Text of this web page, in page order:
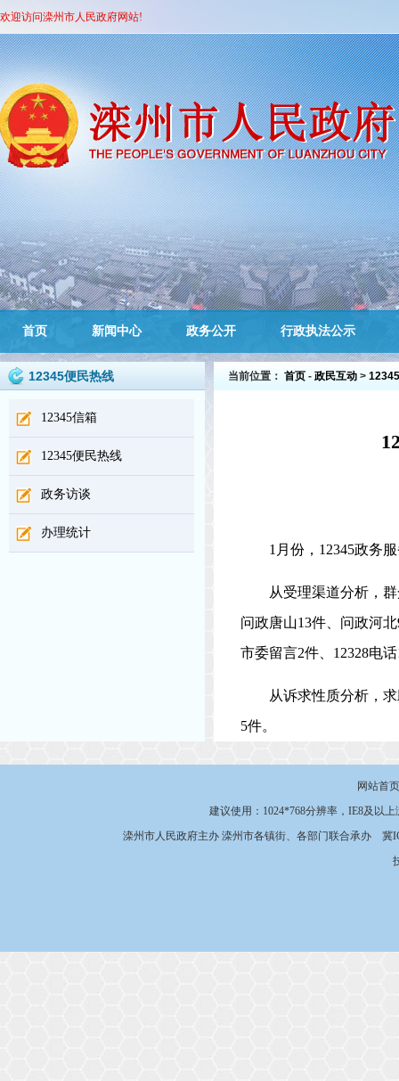
欢迎访问滦州市人民政府网站!
首页 新闻中心 政务公开 行政执法公示
12345便民热线
12345信箱
12345便民热线
政务访谈
办理统计
当前位置： 首页 - 政民互动 >
1 月份， 12345政务
从受理渠道分析，
问政唐山13件、 问政河北
市委留言2件、12328电
从诉求性质分析，
5件。
网站首页
建议使用：1024*768分辨率，IE8及以
滦州市人民政府主办 滦州市各镇街、各部门联合承办 冀